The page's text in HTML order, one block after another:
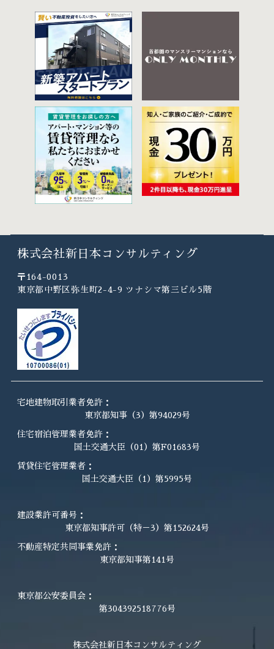
株式会社新日本コンサルティング
〒164-0013
東京都中野区弥生町2-4-9 ツナシマ第三ビル5階
宅地建物取引業者免許：
東京都知事（3）第94029号
住宅宿泊管理業者免許：
国土交通大臣（01）第F01683号
賃貸住宅管理業者：
国土交通大臣（1）第5995号
建設業許可番号：
東京都知事許可（特－3）第152624号
不動産特定共同事業免許：
東京都知事第141号
東京都公安委員会：
第304392518776号
株式会社新日本コンサルティング